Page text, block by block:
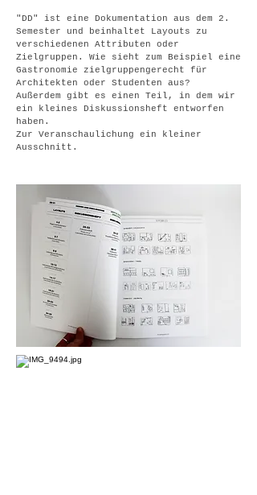
"DD" ist eine Dokumentation aus dem 2.
Semester und beinhaltet Layouts zu
verschiedenen Attributen oder
Zielgruppen. Wie sieht zum Beispiel eine
Gastronomie zielgruppengerecht für
Architekten oder Studenten aus?
Außerdem gibt es einen Teil, in dem wir
ein kleines Diskussionsheft entworfen
haben.
Zur Veranschaulichung ein kleiner
Ausschnitt.